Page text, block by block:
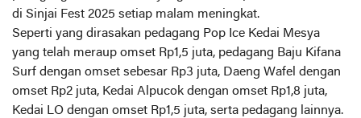
di Sinjai Fest 2025 setiap malam meningkat.
Seperti yang dirasakan pedagang Pop Ice Kedai Mesya
yang telah meraup omset Rp1,5 juta, pedagang Baju Kifana
Surf dengan omset sebesar Rp3 juta, Daeng Wafel dengan
omset Rp2 juta, Kedai Alpucok dengan omset Rp1,8 juta,
Kedai LO dengan omset Rp1,5 juta, serta pedagang lainnya.